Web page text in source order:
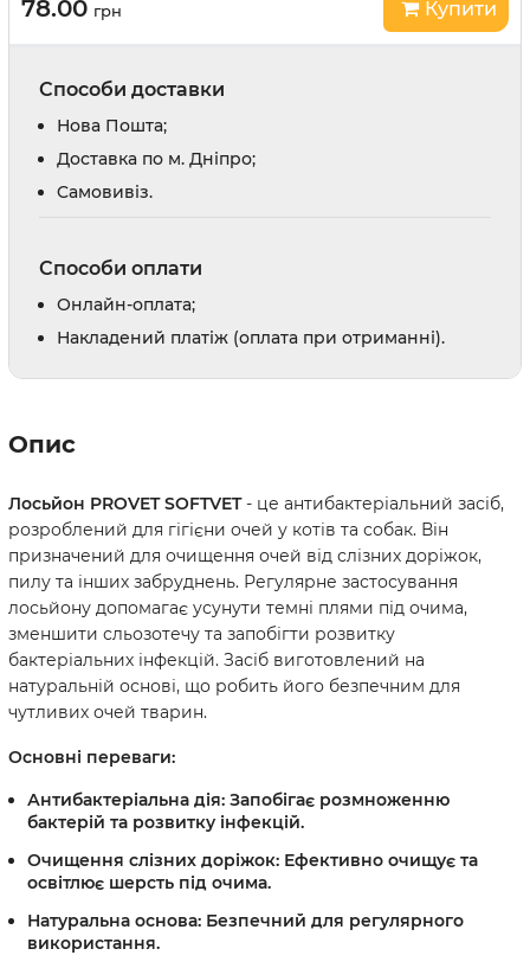
78.00 грн Купити
Способи доставки
Нова Пошта;
Доставка по м. Дніпро;
Cамовивіз.
Способи оплати
Онлайн-оплата;
Накладений платіж (оплата при отриманні).
Опис
Лосьйон PROVET SOFTVET- це антибактеріальний засіб,
розроблений для гігієни очей у котів та собак. Він
призначений для очищення очей від слізних доріжок,
пилу та інших забруднень. Регулярне застосування
лосьйону допомагає усунути темні плями під очима,
зменшити сльозотечу та запобігти розвитку
бактеріальних інфекцій. Засіб виготовлений на
натуральній основі, що робить його безпечним для
чутливих очей тварин.
Основні переваги:
Антибактеріальна дія: Запобігає розмноженню
бактерій та розвитку інфекцій.
Очищення слізних доріжок: Ефективно очищує та
освітлює шерсть під очима.
Натуральна основа: Безпечний для регулярного
використання.